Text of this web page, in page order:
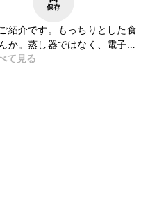
保存
紹介です。もっちりとした食
か。蒸し器ではなく、電子レ
。今回は、牛乳を加えてやさ
くださいね。
て見る